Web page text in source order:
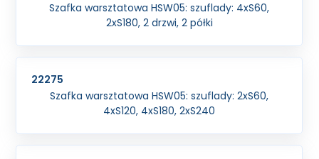
Szafka warsztatowa HSW05: szuflady: 4xS60,
2xS180, 2 drzwi, 2 półki
22275
Szafka warsztatowa HSW05: szuflady: 2xS60,
4xS120, 4xS180, 2xS240